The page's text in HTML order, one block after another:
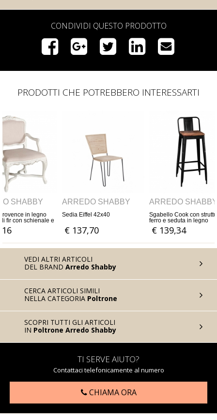
CONDIVIDI QUESTO PRODOTTO
PRODOTTI CHE POTREBBERO INTERESSARTI
e
ARREDO SHABBY
Sedia Eiffel 42x40
ARREDO SHABBY
Sgabello Cook con struttura in
ferro e seduta in legno
massello di Acacia o Mango
VEDI ALTRI ARTICOLI
DEL BRAND Arredo Shabby
CERCA ARTICOLI SIMILI
NELLA CATEGORIA Poltrone
SCOPRI TUTTI GLI ARTICOLI
IN Poltrone Arredo Shabby
TI SERVE AIUTO?
Contattaci telefonicamente al numero
CHIAMA ORA